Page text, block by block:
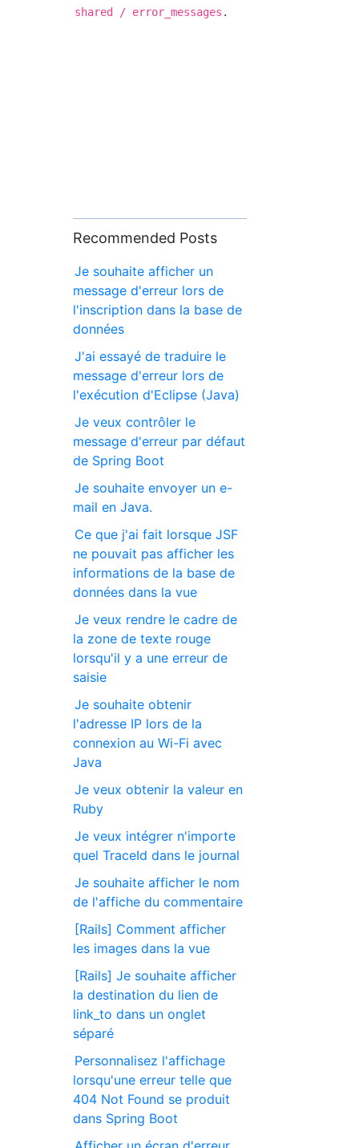
shared / error_messages .
Recommended Posts
Je souhaite afficher un
message d'erreur lors de
l'inscription dans la base de
données
J'ai essayé de traduire le
message d'erreur lors de
l'exécution d'Eclipse (Java)
Je veux contrôler le
message d'erreur par défaut
de Spring Boot
Je souhaite envoyer un e-
mail en Java.
Ce que j'ai fait lorsque JSF
ne pouvait pas afficher les
informations de la base de
données dans la vue
Je veux rendre le cadre de
la zone de texte rouge
lorsqu'il y a une erreur de
saisie
Je souhaite obtenir
l'adresse IP lors de la
connexion au Wi-Fi avec
Java
Je veux obtenir la valeur en
Ruby
Je veux intégrer n'importe
quel TraceId dans le journal
Je souhaite afficher le nom
de l'affiche du commentaire
[Rails] Comment afficher
les images dans la vue
[Rails] Je souhaite afficher
la destination du lien de
link_to dans un onglet
séparé
Personnalisez l'affichage
lorsqu'une erreur telle que
404 Not Found se produit
dans Spring Boot